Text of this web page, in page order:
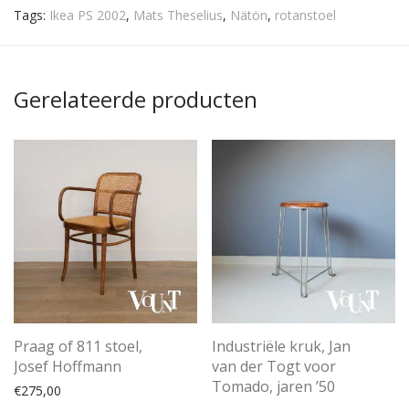
Tags: Ikea PS 2002, Mats Theselius, Nätön, rotanstoel
Gerelateerde producten
Praag of 811 stoel,
Josef Hoffmann
€275,00
Industriële kruk, Jan
van der Togt voor
Tomado, jaren ’50